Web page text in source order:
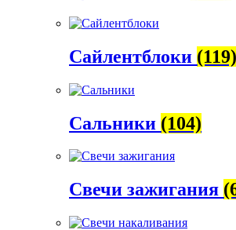
Сайлентблоки (119)
Сальники (104)
Свечи зажигания